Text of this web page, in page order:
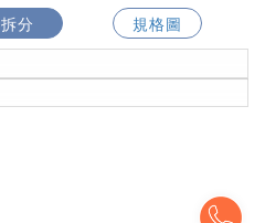
拆分 規格圖